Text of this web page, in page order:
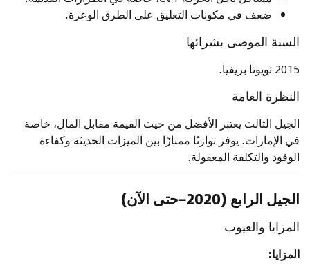
ضعف في مكونات التعليق على الطرق الوعرة.
السنة الموصى بشرائها
2015 تويوتا بريفيا.
النظرة العامة
الجيل الثالث يعتبر الأفضل من حيث القيمة مقابل المال، خاصة
في الإمارات. يوفر توازنًا ممتازًا بين الميزات الحديثة وكفاءة
الوقود والتكلفة المعقولة.
الجيل الرابع (2020–حتى الآن)
المزايا والعيوب
المزايا: